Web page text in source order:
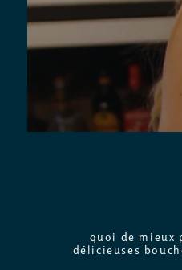
quoi de mieux
délicieuses